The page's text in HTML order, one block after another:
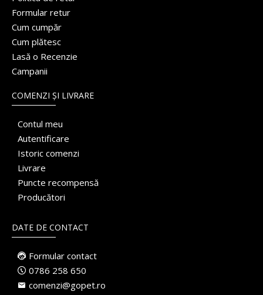
Formular retur
Cum cumpăr
Cum plătesc
Lasă o Recenzie
Campanii
COMENZI ȘI LIVRARE
Contul meu
Autentificare
Istoric comenzi
Livrare
Puncte recompensă
Producători
DATE DE CONTACT
Formular contact
0786 258 650
comenzi@gopet.ro